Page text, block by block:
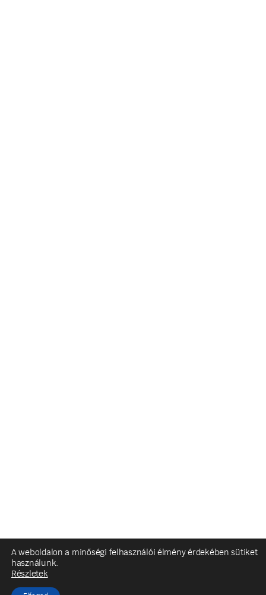
A weboldalon a minőségi felhasználói élmény érdekében sütiket
használunk.
Részletek